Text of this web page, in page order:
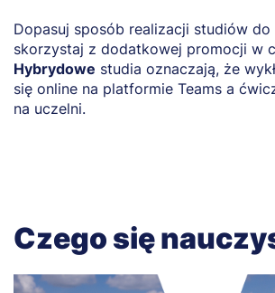
Dopasuj sposób realizacji studiów do
skorzystaj z dodatkowej promocji w
Hybrydowe studia oznaczają, że
się online na platformie Teams a
na uczelni.
Czego się